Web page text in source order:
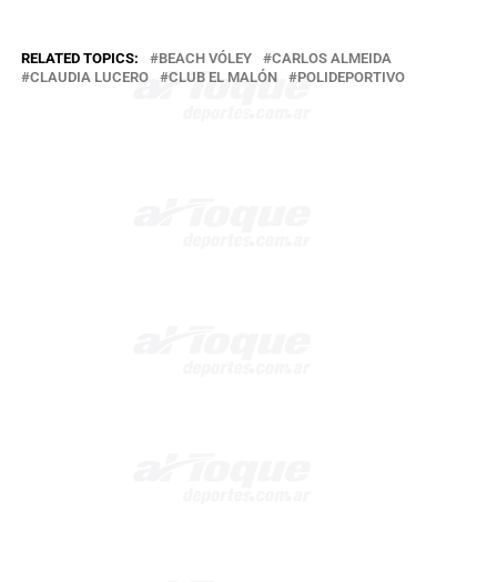
RELATED TOPICS: BEACH VÓLEY
CARLOS ALMEIDA
CLAUDIA LUCERO
CLUB EL MALÓN POLIDEPORTIVO